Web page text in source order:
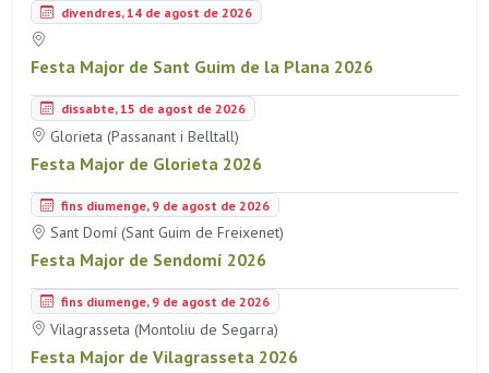
divendres, 14 de agost de 2026
Festa Major de Sant Guim de la Plana 2026
dissabte, 15 de agost de 2026
Glorieta (Passanant i Belltall)
Festa Major de Glorieta 2026
fins diumenge, 9 de agost de 2026
Sant Domí (Sant Guim de Freixenet)
Festa Major de Sendomí 2026
fins diumenge, 9 de agost de 2026
Vilagrasseta (Montoliu de Segarra)
Festa Major de Vilagrasseta 2026